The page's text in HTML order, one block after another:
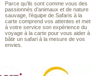
Parce qu’ils sont comme vous des
passionnés d’animaux et de nature
sauvage, l’équipe de Safaris à la
carte comprend vos attentes et met
à votre service son expérience du
voyage à la carte pour vous aider à
bâtir un safari à la mesure de vos
envies.